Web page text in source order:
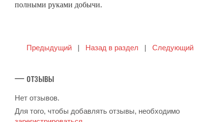
полными руками добычи.
Предыдущий | Назад в раздел | Следующий
— отзывы
Нет отзывов.
Для того, чтобы добавлять отзывы, необходимо